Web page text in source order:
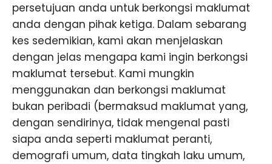
persetujuan anda untuk berkongsi maklumat
anda dengan pihak ketiga. Dalam sebarang
kes sedemikian, kami akan menjelaskan
dengan jelas mengapa kami ingin berkongsi
maklumat tersebut. Kami mungkin
menggunakan dan berkongsi maklumat
bukan peribadi (bermaksud maklumat yang,
dengan sendirinya, tidak mengenal pasti
siapa anda seperti maklumat peranti,
demografi umum, data tingkah laku umum,